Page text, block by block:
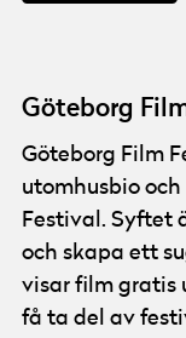
Göteborg
Göteborg Film
utomhusbio
Festival. Syftet
och skapa ett
visar film gratis
få ta del av